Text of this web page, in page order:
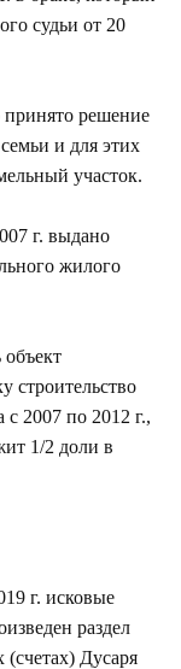
судьи от 20
принято решение
и для этих
участок.
г. выдано
жилого
объект
строительство
2007 по 2012 г.,
1/2 доли в
г. исковые
раздел
(счетах) Дусаря